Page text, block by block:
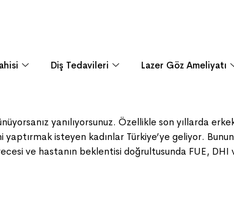
Diş Tedavileri Lazer Göz Ameliyatı
yanılıyorsunuz. Özellikle son yıllarda
isteyen kadınlar Türkiye’ye geliyor.
ve hastanın beklentisi doğrultusunda FUE,